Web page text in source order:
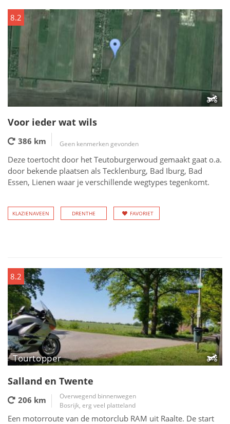
8.2
Voor ieder wat wils
386 km Geen kenmerken gevonden
Deze toertocht door het Teutoburgerwoud gemaakt gaat o.a.
door bekende plaatsen als Tecklenburg, Bad Iburg, Bad
Essen, Lienen waar je verschillende wegtypes tegenkomt.
KLAZIENAVEEN DRENTHE FAVORIET
8.2
Tourtopper
Salland en Twente
206 km
Overwegend binnenwegen
Bosrijk, erg veel platteland
Een motorroute van de motorclub RAM uit Raalte. De start